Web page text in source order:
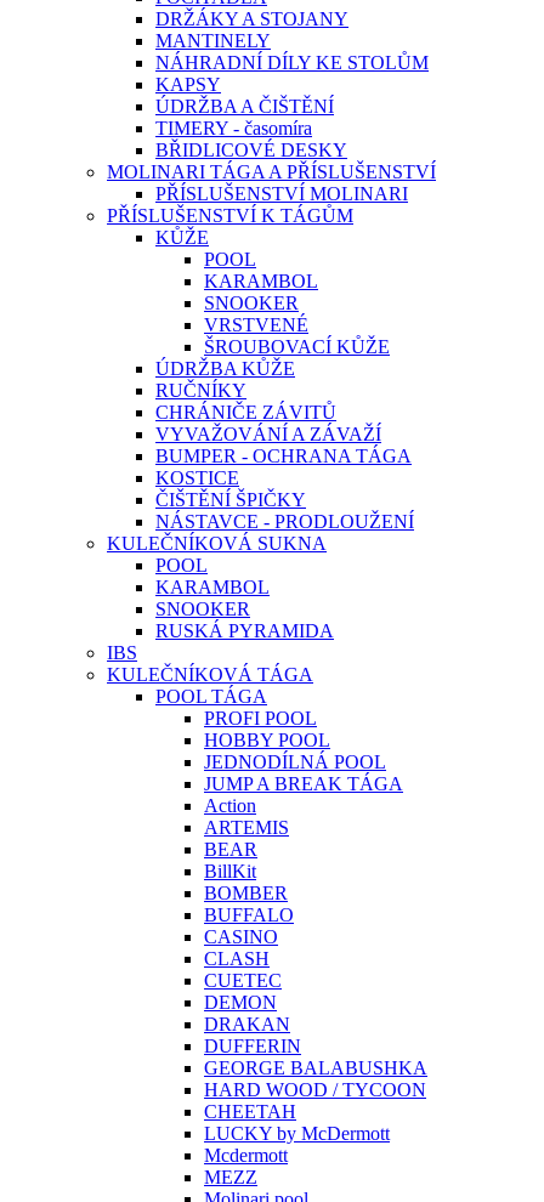
DRŽÁKY A STOJANY
MANTINELY
NÁHRADNÍ DÍLY KE STOLŮM
KAPSY
ÚDRŽBA A ČIŠTĚNÍ
TIMERY - časomíra
BŘIDLICOVÉ DESKY
MOLINARI TÁGA A PŘÍSLUŠENSTVÍ
PŘÍSLUŠENSTVÍ MOLINARI
PŘÍSLUŠENSTVÍ K TÁGŮM
KŮŽE
POOL
KARAMBOL
SNOOKER
VRSTVENÉ
ŠROUBOVACÍ KŮŽE
ÚDRŽBA KŮŽE
RUČNÍKY
CHRÁNIČE ZÁVITŮ
VYVAŽOVÁNÍ A ZÁVAŽÍ
BUMPER - OCHRANA TÁGA
KOSTICE
ČIŠTĚNÍ ŠPIČKY
NÁSTAVCE - PRODLOUŽENÍ
KULEČNÍKOVÁ SUKNA
POOL
KARAMBOL
SNOOKER
RUSKÁ PYRAMIDA
IBS
KULEČNÍKOVÁ TÁGA
POOL TÁGA
PROFI POOL
HOBBY POOL
JEDNODÍLNÁ POOL
JUMP A BREAK TÁGA
Action
ARTEMIS
BEAR
BillKit
BOMBER
BUFFALO
CASINO
CLASH
CUETEC
DEMON
DRAKAN
DUFFERIN
GEORGE BALABUSHKA
HARD WOOD / TYCOON
CHEETAH
LUCKY by McDermott
Mcdermott
MEZZ